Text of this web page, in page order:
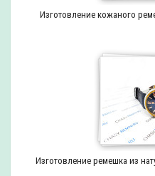
Изготовление кожаного
Изготовление ремешка из